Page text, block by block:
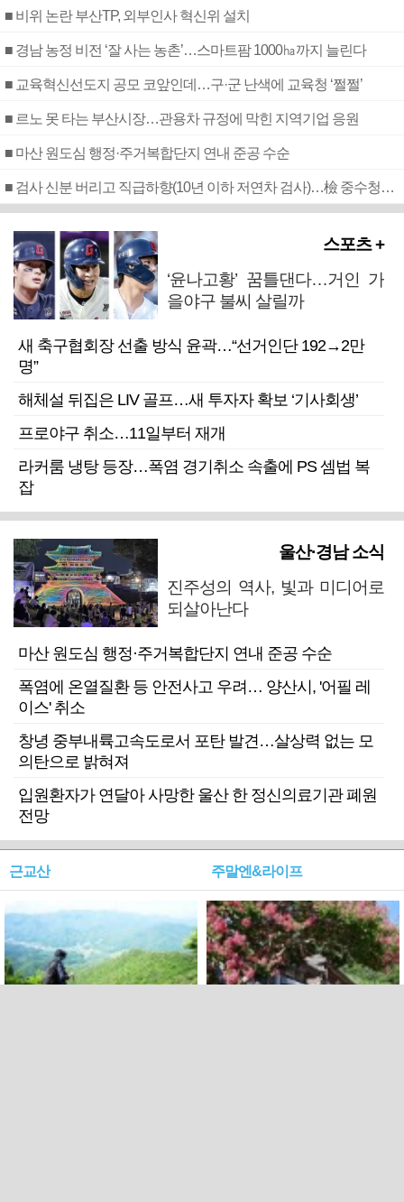
■ 비위 논란 부산TP, 외부인사 혁신위 설치
■ 경남 농정 비전 ‘잘 사는 농촌’…스마트팜 1000㏊까지 늘린다
■ 교육혁신선도지 공모 코앞인데…구·군 난색에 교육청 ‘쩔쩔’
■ 르노 못 타는 부산시장…관용차 규정에 막힌 지역기업 응원
■ 마산 원도심 행정·주거복합단지 연내 준공 수순
■ 검사 신분 버리고 직급하향(10년 이하 저연차 검사)…檢 중수청행 기피
스포츠 +
‘윤나고황’ 꿈틀댄다…거인 가
을야구 불씨 살릴까
새 축구협회장 선출 방식 윤곽…“선거인단 192→2만
명”
해체설 뒤집은 LIV 골프…새 투자자 확보 ‘기사회생’
프로야구 취소…11일부터 재개
라커룸 냉탕 등장…폭염 경기취소 속출에 PS 셈법 복
잡
울산·경남 소식
진주성의 역사, 빛과 미디어로
되살아난다
마산 원도심 행정·주거복합단지 연내 준공 수순
폭염에 온열질환 등 안전사고 우려… 양산시, '어필 레
이스' 취소
창녕 중부내륙고속도로서 포탄 발견…살상력 없는 모
의탄으로 밝혀져
입원환자가 연달아 사망한 울산 한 정신의료기관 폐원
전망
근교산 주말엔&라이프